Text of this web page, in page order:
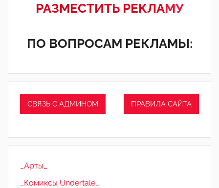
РАЗМЕСТИТЬ РЕКЛАМУ
ПО ВОПРОСАМ РЕКЛАМЫ:
СВЯЗЬ С АДМИНОМ ПРАВИЛА САЙТА
_Арты_
_Комиксы Undertale_